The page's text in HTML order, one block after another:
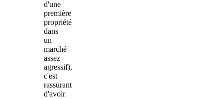
d'une
première
propriété
dans
un
marché
assez
agressif),
c'est
rassurant
d'avoir